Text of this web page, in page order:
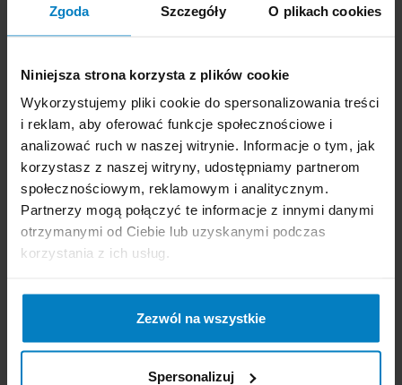
Zgoda Szczegóły O plikach cookies
Niniejsza strona korzysta z plików cookie
Wykorzystujemy pliki cookie do spersonalizowania treści
i reklam, aby oferować funkcje społecznościowe i
analizować ruch w naszej witrynie. Informacje o tym, jak
korzystasz z naszej witryny, udostępniamy partnerom
społecznościowym, reklamowym i analitycznym.
Partnerzy mogą połączyć te informacje z innymi danymi
otrzymanymi od Ciebie lub uzyskanymi podczas
korzystania z ich usług.
Zezwól na wszystkie
Spersonalizuj
KUPUJĘ
- + KUPUJĘ
OMO Professional
proszek do prania 5,4kg
do białych
Promocja
OMO Professional
proszek do prania 5,4kg
kolor